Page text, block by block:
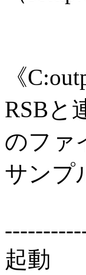
《
RSBと
のファ
サンプ
起動